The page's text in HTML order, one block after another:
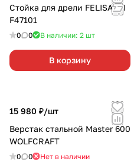
Стойка для дрели FELISATTI
F47101
0 0 В наличии: 2 шт
В корзину
15 980 ₽/шт
Верстак стальной Master 600
WOLFCRAFT
0 0 Нет в наличии